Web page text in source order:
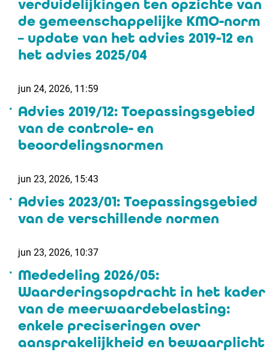
verduidelijkingen ten opzichte van
de gemeenschappelijke KMO-norm
– update van het advies 2019-12 en
het advies 2025/04
jun 24, 2026, 11:59
Advies 2019/12: Toepassingsgebied
van de controle- en
beoordelingsnormen
jun 23, 2026, 15:43
Advies 2023/01: Toepassingsgebied
van de verschillende normen
jun 23, 2026, 10:37
Mededeling 2026/05:
Waarderingsopdracht in het kader
van de meerwaardebelasting:
enkele preciseringen over
aansprakelijkheid en bewaarplicht